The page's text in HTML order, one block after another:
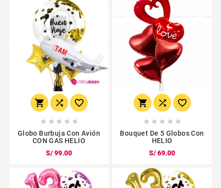
  
    
Globo Burbuja Con Avión
CON GAS HELIO
S/ 99.00
  
    
Bouquet De 5 Globos Con
HELIO
S/ 69.00